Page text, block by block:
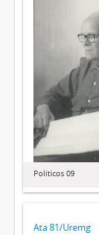
Políticos 09
Ata 81/Uremg